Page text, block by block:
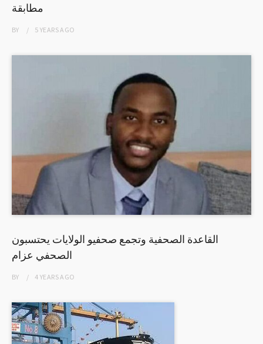
مطابقة
BY 5 YEARSAGO
القاعدة الصحفية وتجمع صحفيو الولايات يحتسبون
الصحفي عزام
BY 4 YEARSAGO